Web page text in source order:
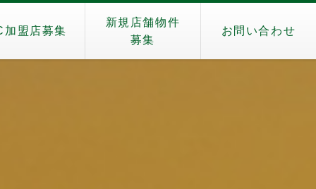
加盟店募集
新規店舗物件
募集
お問い合わせ